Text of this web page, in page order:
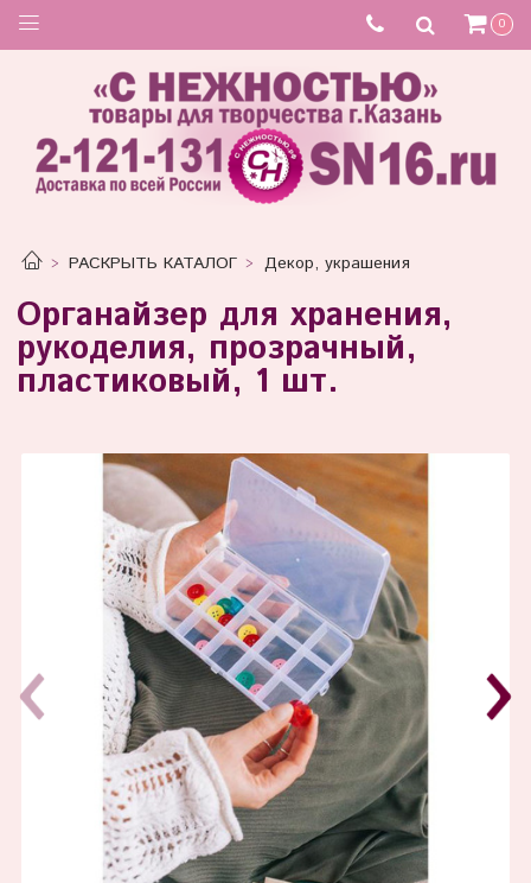
0
РАСКРЫТЬ КАТАЛОГ Декор, украшения
Органайзер для хранения,
рукоделия, прозрачный,
пластиковый, 1 шт.